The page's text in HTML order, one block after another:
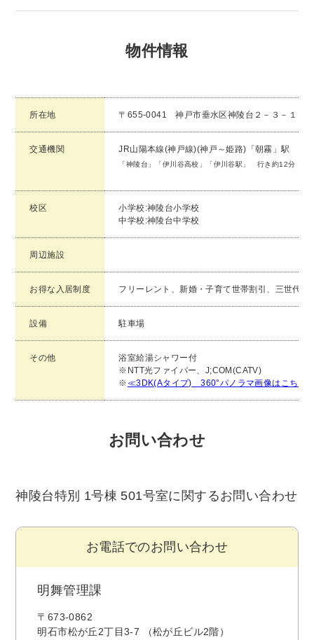
物件情報
所在地 〒655-0041 神戸市垂水区神陵台２－３－１０
交通機関 JR山陽本線(神戸線)(神戸～姫路)「朝霧」駅
「神陵台」「伊川谷高校」「伊川谷駅」 行き約12分「神
校区
小学校:神陵台小学校
中学校:神陵台中学校
周辺施設
お得な入居制度 フリーレント、新婚・子育て世帯割引、三世代隣
設備 駐車場
その他
浴室給湯シャワー付
※NTT光ファイバー、J;COM(CATV)
※ ≪3DK(Aタイプ) 360°パノラマ画像はこちら
お問い合わせ
神陵台特別 1号棟 501号室に関するお問い合わせ
お電話でのお問い合わせ
明舞管理課
〒673-0862
明石市松が丘2丁目3-7 （松が丘ビル2階）